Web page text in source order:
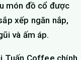
món đồ cổ được
xếp ngăn nắp,
và ấm áp.